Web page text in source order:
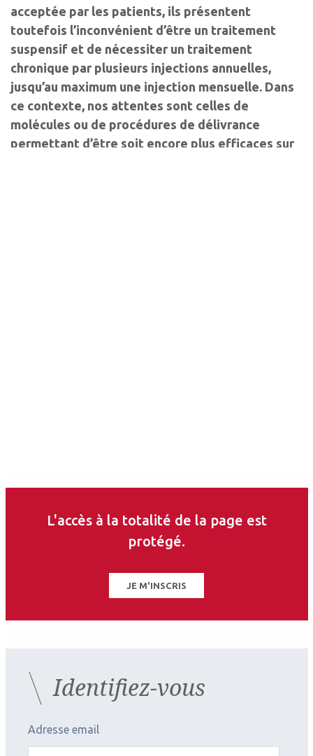
acceptée par les patients, ils présentent
toutefois l’inconvénient d’être un traitement
suspensif et de nécessiter un traitement
chronique par plusieurs injections annuelles,
jusqu’au maximum une injection mensuelle. Dans
ce contexte, nos attentes sont celles de
molécules ou de procédures de délivrance
permettant d’être soit encore plus efficaces sur
Auteurs
Michel Weber
L'accès à la totalité de la page est
protégé.
JE M'INSCRIS
Identifiez-vous
Adresse email